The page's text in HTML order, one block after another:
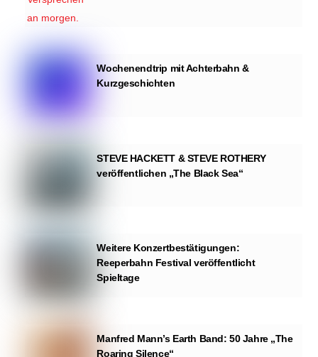
Wochenendtrip mit Achterbahn &
Kurzgeschichten
STEVE HACKETT & STEVE ROTHERY
veröffentlichen „The Black Sea“
Weitere Konzertbestätigungen:
Reeperbahn Festival veröffentlicht
Spieltage
Manfred Mann’s Earth Band: 50 Jahre „The
Roaring Silence“